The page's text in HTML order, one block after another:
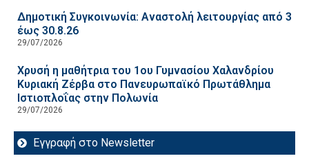
Δημοτική Συγκοινωνία: Αναστολή λειτουργίας από 3
έως 30.8.26
29/07/2026
Χρυσή η μαθήτρια του 1ου Γυμνασίου Χαλανδρίου
Κυριακή Ζέρβα στο Πανευρωπαϊκό Πρωτάθλημα
Ιστιοπλοΐας στην Πολωνία
29/07/2026
Εγγραφή στο Newsletter